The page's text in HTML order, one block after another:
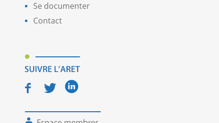
Se documenter
Contact